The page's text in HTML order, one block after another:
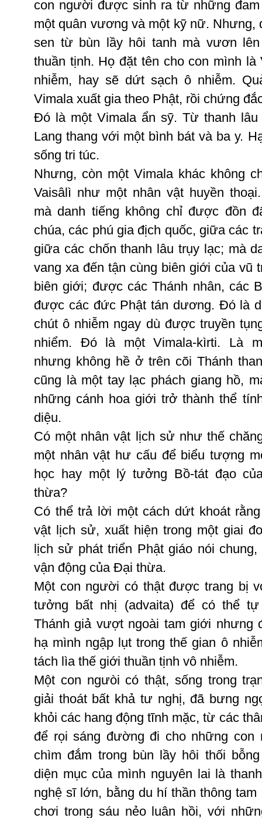
con người được sinh ra từ những đam
một quân vương và một kỹ nữ. Nhưng,
sen từ bùn lầy hôi tanh mà vươn lên
thuần tịnh. Họ đặt tên chocon mình là
nhiễm, hay sẽ dứt sạch ô nhiễm.
Vimala xuất gia theo Phật, rồi chứng
Ðó là một Vimala ẩn sỹ. Từ thanh lâu
Langthang với một bình bát và bay.
sống tri túc.
Nhưng, còn một Vimala khác không
Vaisâlì như một nhân vật huyền thoại
mà danh tiếng không chỉ được đồn
chúa, các phú gia địch quốc, giữa các
giữa các chốn thanh lâu trụy lạc; mà
vang xa đến tận cùng biên giới của vũ
biên giới; được các Thánh nhân, các
được các đức Phật tán dương. Ðó là
chút ô nhiễm ngay dù được truyền
nhiểm. Ðó là một Vimala-kìrti. Là
nhưng không hềở trên cõi Thánh
cũng là một tay lạc phách giang hồ,
những cánh hoa giới trở thành thể
diệu.
Có một nhân vật lịch sử như thế
một nhân vật hư cấu để biểu tượng
học hay một lý tưởng Bồ-tát đạo
thừa?
Có thể trả lời một cách dứt khoát rằng
vật lịch sử, xuất hiện trong một giai
lịch sử phát triển Phật giáo nói chung,
vận động của Ðại thừa.
Một con người có thật được trang bị
tưởng bất nhị (advaita) để có thể tự
Thánh giả vượt ngoài tam giới nhưng
hạ mình ngập lụt trong thế gian ô
tách lìa thế giới thuần tịnh vô nhiễm.
Một con ngưòi có thật, sống trong
giải thoát bất khả tư nghị, đã bưng
khỏi các hang động tĩnh mặc,từ các
để rọi sáng đường đi cho những con
chìm đắm trong bùn lầy hôi thối bỗng
diện mục của mình nguyên lai là thanh
nghệ sĩ lớn, bằng du hí thần thông tam
chơi trong sáu nẻo luân hồi,với